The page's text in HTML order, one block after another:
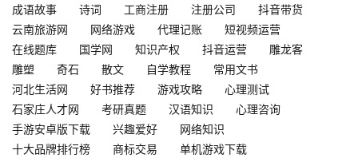
成语故事
诗词 工商注册 注册公司
抖音带货
云南旅游网
网络游戏 代理记账
短视频运营
在线题库
国学网 知识产权 抖音运营
雕龙客
雕塑
奇石 散文 自学教程
常用文书
河北生活网
好书推荐 游戏攻略
心理测试
石家庄人才网
考研真题 汉语知识
心理咨询
手游安卓版下载
兴趣爱好
网络知识
十大品牌排行榜
商标交易
单机游戏下载